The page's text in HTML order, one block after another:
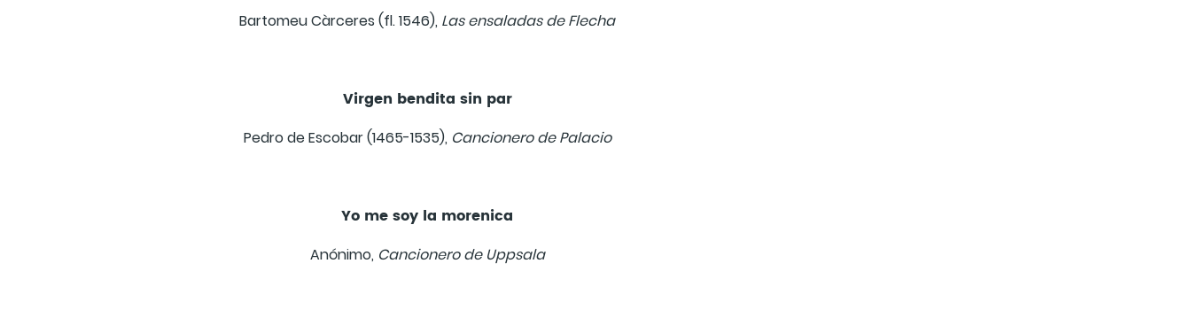
Bartomeu Càrceres (fl. 1546), Las ensaladas de Flecha
Virgen bendita sin par
Pedro de Escobar (1465-1535), Cancionero de Palacio
Yo me soy la morenica
Anónimo, Cancionero de Uppsala